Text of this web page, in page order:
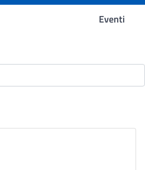
Eventi
Ricerca -